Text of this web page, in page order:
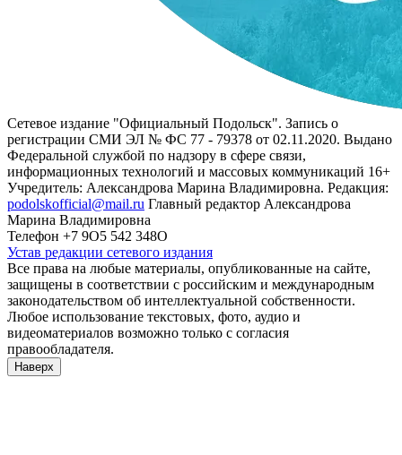
Сетевое издание "Официальный Подольск". Запись о
регистрации СМИ ЭЛ № ФС 77 - 79378 от 02.11.2020. Выдано
Федеральной службой по надзору в сфере связи,
информационных технологий и массовых коммуникаций 16+
Учредитель: Александрова Марина Владимировна. Редакция:
podolskofficial@mail.ru Главный редактор Александрова
Марина Владимировна
Телефон +7 9О5 542 348О
Устав редакции сетевого издания
Все права на любые материалы, опубликованные на сайте,
защищены в соответствии с российским и международным
законодательством об интеллектуальной собственности.
Любое использование текстовых, фото, аудио и
видеоматериалов возможно только с согласия
правообладателя.
Наверх